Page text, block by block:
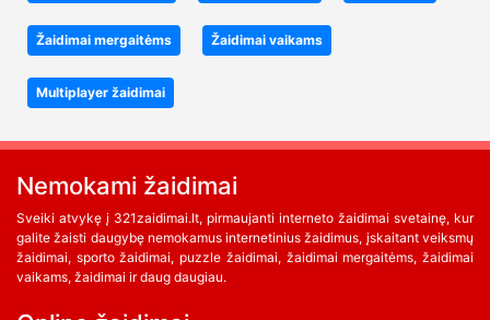
Žaidimai mergaitėms Žaidimai vaikams
Multiplayer žaidimai
Nemokami žaidimai
Sveiki atvykę į 321zaidimai.lt, pirmaujanti interneto žaidimai svetainę, kur
galite žaisti daugybę nemokamus internetinius žaidimus, įskaitant veiksmų
žaidimai, sporto žaidimai, puzzle žaidimai, žaidimai mergaitėms, žaidimai
vaikams, žaidimai ir daug daugiau.